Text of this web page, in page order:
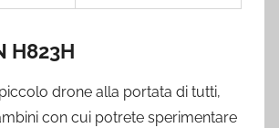
H823H
drone alla portata di tutti,
con cui potrete sperimentare